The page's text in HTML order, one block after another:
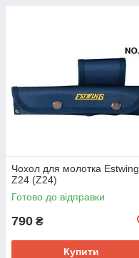
Чохол для молотка Estwing
Z24 (Z24)
Готово до відправки
790 ₴
Купити